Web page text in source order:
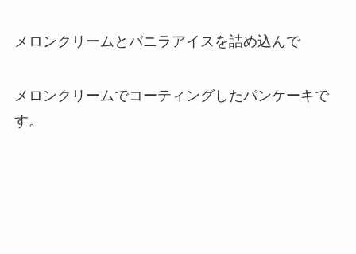
メロンクリームとバニラアイスを詰め込んで
メロンクリームでコーティングしたパンケーキで
す。